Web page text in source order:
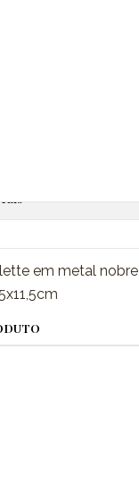
em metal